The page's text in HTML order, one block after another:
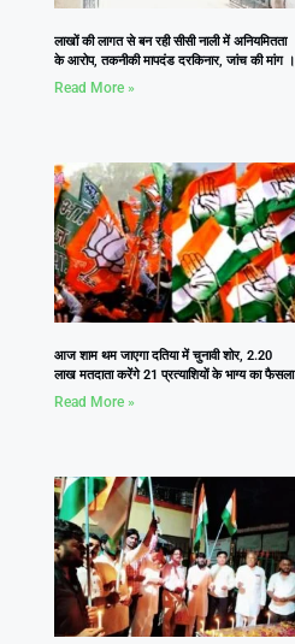
लाखों की लागत से बन रही सीसी नाली में अनियमितता
के आरोप, तकनीकी मापदंड दरकिनार, जांच की मांग ।
Read More »
आज शाम थम जाएगा दतिया में चुनावी शोर, 2.20
लाख मतदाता करेंगे 21 प्रत्याशियों के भाग्य का फैसला
Read More »